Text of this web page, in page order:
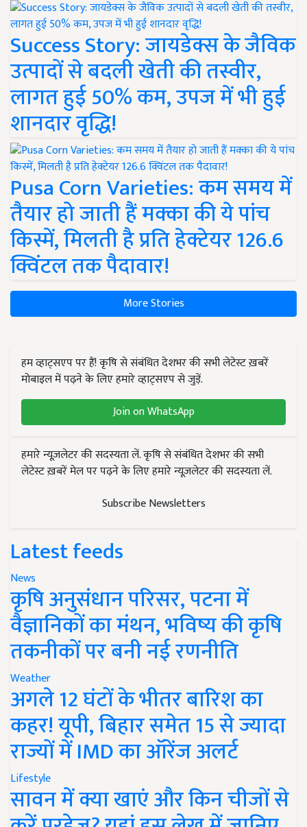
Success Story: जायडेक्स के जैविक
उत्पादों से बदली खेती की तस्वीर,
लागत हुई 50% कम, उपज में भी हुई
शानदार वृद्धि!
Pusa Corn Varieties: कम समय में
तैयार हो जाती हैं मक्का की ये पांच
किस्में, मिलती है प्रति हेक्टेयर 126.6
क्विंटल तक पैदावार!
More Stories
हम व्हाट्सएप पर हैं! कृषि से संबंधित देशभर की सभी लेटेस्ट ख़बरें
मोबाइल में पढ़ने के लिए हमारे व्हाट्सएप से जुड़ें.
Join on WhatsApp
हमारे न्यूज़लेटर की सदस्यता लें. कृषि से संबंधित देशभर की सभी
लेटेस्ट ख़बरें मेल पर पढ़ने के लिए हमारे न्यूज़लेटर की सदस्यता लें.
Subscribe Newsletters
Latest feeds
News
कृषि अनुसंधान परिसर, पटना में
वैज्ञानिकों का मंथन, भविष्य की कृषि
तकनीकों पर बनी नई रणनीति
Weather
अगले 12 घंटों के भीतर बारिश का
कहर! यूपी, बिहार समेत 15 से ज्यादा
राज्यों में IMD का ऑरेंज अलर्ट
Lifestyle
सावन में क्या खाएं और किन चीजों से